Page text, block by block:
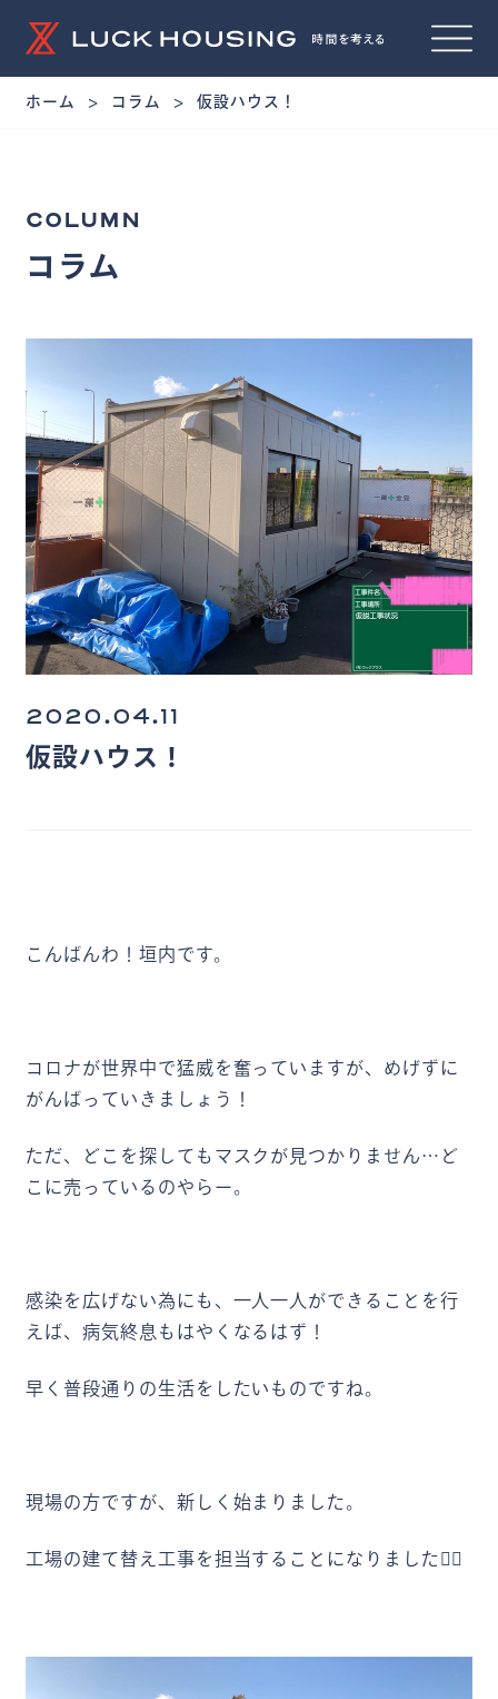
ホーム コラム 仮設ハウス！
COLUMN
コラム
仮設ハウス！
2020.04.11
こんばんわ！垣内です。
コロナが世界中で猛威を奮っていますが、めげずに
がんばっていきましょう！
ただ、どこを探してもマスクが見つかりません…ど
こに売っているのやらー。
感染を広げない為にも、一人一人ができることを行
えば、病気終息もはやくなるはず！
早く普段通りの生活をしたいものですね。
現場の方ですが、新しく始まりました。
工場の建て替え工事を担当することになりました👷‍♂️